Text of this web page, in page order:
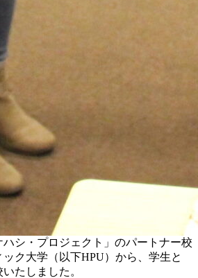
シ・プロジェクト」のパートナー校
ク大学（以下HPU）から、学生と
たしました。